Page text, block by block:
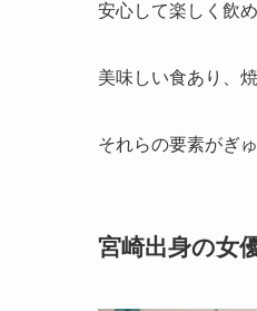
安心して楽しく飲
美味しい食あり、
それらの要素がぎ
宮崎出身の女